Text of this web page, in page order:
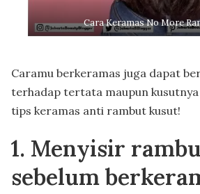
Cara Keramas No More
Caramu berkeramas juga dapat
terhadap tertata maupun
tips keramas anti rambut kusut!
1. Menyisir
sebelum